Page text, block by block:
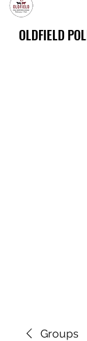
OLDFIELD
Groups